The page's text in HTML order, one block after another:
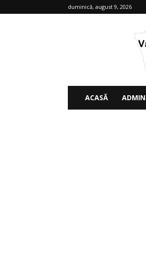
duminică, august 9, 2026
ACASĂ